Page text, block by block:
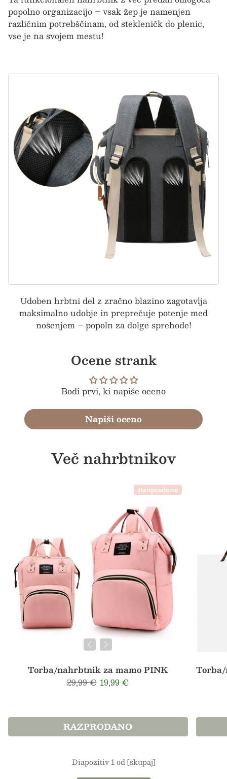
popolno organizacijo – vsak žep je namenjen
različnim potrebščinam, od stekleničk do plenic,
vse je na svojem mestu!
Udoben hrbtni del z zračno blazino zagotavlja
maksimalno udobje in preprečuje potenje med
nošenjem – popoln za dolge sprehode!
Ocene strank
Bodi prvi, ki napiše oceno
Napiši oceno
Več nahrbtnikov
Razprodano
Torba/nahrbtnik za mamo PINK
Redna cena
29,99 € Prodajna cena
19,99 €
RAZPRODANO
Diapozitiv 1 od [skupaj]